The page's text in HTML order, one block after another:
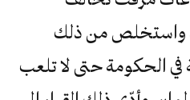
واستخلص من ذلك
في الحكومة حتى لا تلعب